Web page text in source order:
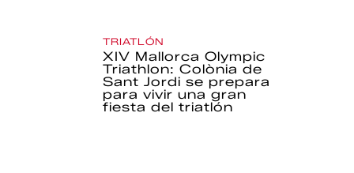
TRIATLÓN
XIV Mallorca Olympic
Triathlon: Colònia de
Sant Jordi se prepara
para vivir una gran
fiesta del triatlón